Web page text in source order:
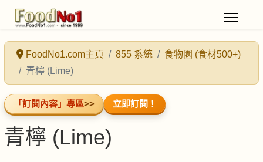
FoodNo1.com主頁 855 系統
食物園 (食材500+)
青檸 (Lime)
「訂閱內容」專區>> 立即訂閱！
青檸 (Lime)